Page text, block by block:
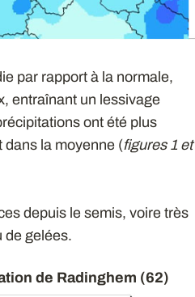
par rapport à la normale,
entraînant un lessivage
ont été plus
dans la moyenne (figures 1 et
depuis le semis, voire très
de gelées.
de Radinghem (62)